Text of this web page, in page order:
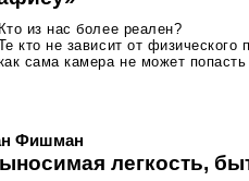
Кто из нас более реален?
кто не зависит от физического
сама камера не может
Фишман
легкость,